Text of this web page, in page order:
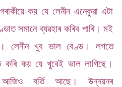
কয় যে লেনীন এনেকুৱা এটা
সমানে ব্যৱহাৰ কৰিব পাৰি। মই
লেনীন খুব ভাল বেণ্ড। লগতে
কৰি কয় যে খুবেই ভাল লাগিছে।
আজিও বৰ্তি আছে। উন্নয়নৰ